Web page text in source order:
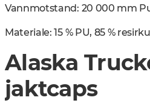
Vannmotstand: 20 000 mm
Materiale: 15 % PU, 85 %
Alaska
jaktcaps